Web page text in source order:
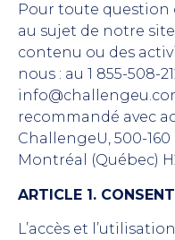
Pour toute question
au sujet de notre
contenu ou des
nous : au 1 855-508-
recommandé avec
ChallengeU, 500-
Montréal (Québec)
ARTICLE 1.
L’accès et